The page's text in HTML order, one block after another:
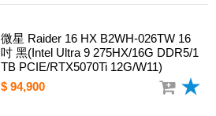
微星 Raider 16 HX B2WH-026TW 16
吋 黑(Intel Ultra 9 275HX/16G DDR5/1
TB PCIE/RTX5070Ti 12G/W11)
$ 94,900